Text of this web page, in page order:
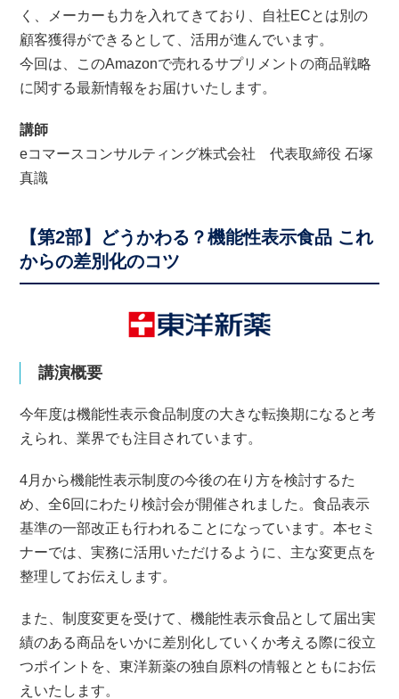
く、メーカーも力を入れてきており、自社ECとは別の
顧客獲得ができるとして、活用が進んでいます。
今回は、このAmazonで売れるサプリメントの商品戦略
に関する最新情報をお届けいたします。
講師
eコマースコンサルティング株式会社 代表取締役 石塚
真識
【第2部】どうかわる？機能性表示食品 これ
からの差別化のコツ
講演概要
今年度は機能性表示食品制度の大きな転換期になると考
えられ、業界でも注目されています。
4月から機能性表示制度の今後の在り方を検討するた
め、全6回にわたり検討会が開催されました。食品表示
基準の一部改正も行われることになっています。本セミ
ナーでは、実務に活用いただけるように、主な変更点を
整理してお伝えします。
また、制度変更を受けて、機能性表示食品として届出実
績のある商品をいかに差別化していくか考える際に役立
つポイントを、東洋新薬の独自原料の情報とともにお伝
えいたします。